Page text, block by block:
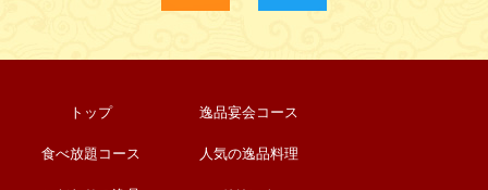
トップ 逸品宴会コース
食べ放題コース 人気の逸品料理